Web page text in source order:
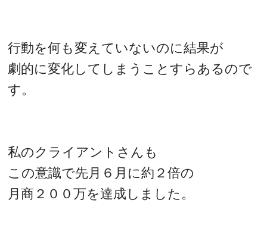
行動を何も変えていないのに結果が
劇的に変化してしまうことすらあるので
す。
私のクライアントさんも
この意識で先月６月に約２倍の
月商２００万を達成しました。